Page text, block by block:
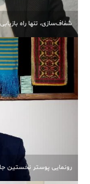
شفاف‌سازی، تنها راه
رونمایی پوستر نخستین جایزه